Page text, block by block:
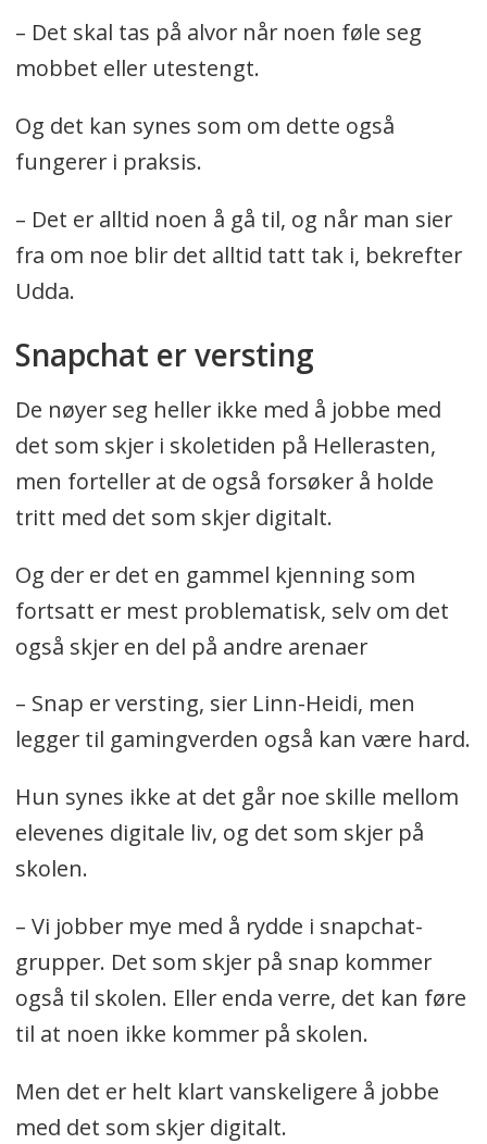
– Det skal tas på alvor når noen føle seg
mobbet eller utestengt.
Og det kan synes som om dette også
fungerer i praksis.
– Det er alltid noen å gå til, og når man sier
fra om noe blir det alltid tatt tak i, bekrefter
Udda.
Snapchat er versting
De nøyer seg heller ikke med å jobbe med
det som skjer i skoletiden på Hellerasten,
men forteller at de også forsøker å holde
tritt med det som skjer digitalt.
Og der er det en gammel kjenning som
fortsatt er mest problematisk, selv om det
også skjer en del på andre arenaer
– Snap er versting, sier Linn-Heidi, men
legger til gamingverden også kan være hard.
Hun synes ikke at det går noe skille mellom
elevenes digitale liv, og det som skjer på
skolen.
– Vi jobber mye med å rydde i snapchat-
grupper. Det som skjer på snap kommer
også til skolen. Eller enda verre, det kan føre
til at noen ikke kommer på skolen.
Men det er helt klart vanskeligere å jobbe
med det som skjer digitalt.